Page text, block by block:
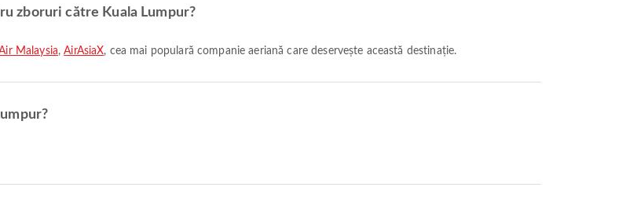
zboruri către Kuala Lumpur?
Malaysia,AirAsiaX, cea mai populară companie aeriană care deservește această destinație.